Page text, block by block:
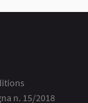
n. 15/2018